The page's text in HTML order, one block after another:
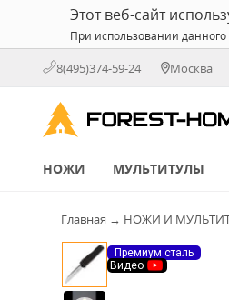
Этот веб-сайт
При использовании
8(495)374-59-24 Москва
НОЖИ МУЛЬТИТУЛЫ
Главная → НОЖИ И
Премиум сталь
Видео